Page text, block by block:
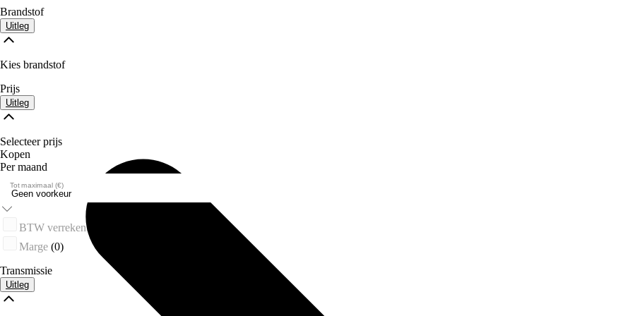
Brandstof
Uitleg
Kies brandstof
Prijs
Uitleg
Selecteer prijs
Kopen
Per maand
Tot maximaal (€)
BTW verrekenbaar
Marge (0)
Transmissie
Uitleg